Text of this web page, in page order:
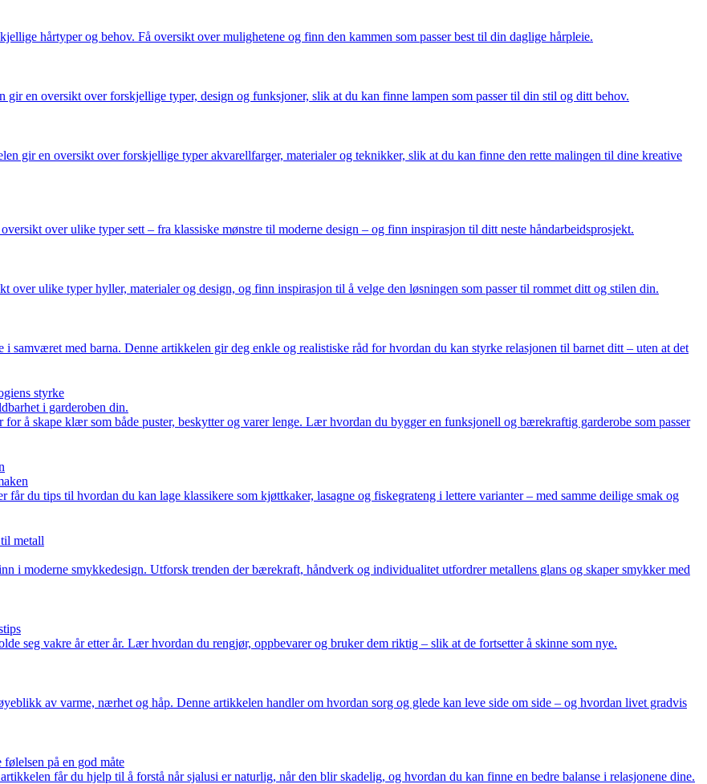
hårtyper og behov. Få oversikt over mulighetene og finn den kammen som passer best til din daglige hårpleie.
en oversikt over forskjellige typer, design og funksjoner, slik at du kan finne lampen som passer til din stil og ditt behov.
gir en oversikt over forskjellige typer akvarellfarger, materialer og teknikker, slik at du kan finne den rette malingen til dine kreative
over ulike typer sett – fra klassiske mønstre til moderne design – og finn inspirasjon til ditt neste håndarbeidsprosjekt.
over ulike typer hyller, materialer og design, og finn inspirasjon til å velge den løsningen som passer til rommet ditt og stilen din.
med barna. Denne artikkelen gir deg enkle og realistiske råd for hvordan du kan styrke relasjonen til barnet ditt – uten at det
styrke
i garderoben din.
å skape klær som både puster, beskytter og varer lenge. Lær hvordan du bygger en funksjonell og bærekraftig garderobe som passer
du tips til hvordan du kan lage klassikere som kjøttkaker, lasagne og fiskegrateng i lettere varianter – med samme deilige smak og
metall
i moderne smykkedesign. Utforsk trenden der bærekraft, håndverk og individualitet utfordrer metallens glans og skaper smykker med
seg vakre år etter år. Lær hvordan du rengjør, oppbevarer og bruker dem riktig – slik at de fortsetter å skinne som nye.
av varme, nærhet og håp. Denne artikkelen handler om hvordan sorg og glede kan leve side om side – og hvordan livet gradvis
på en god måte
får du hjelp til å forstå når sjalusi er naturlig, når den blir skadelig, og hvordan du kan finne en bedre balanse i relasjonene dine.